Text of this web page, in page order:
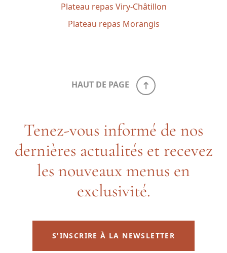
Plateau repas Viry-Châtillon
Plateau repas Morangis
HAUT DE PAGE
Tenez-vous informé de nos
dernières actualités et recevez
les nouveaux menus en
exclusivité.
S'INSCRIRE À LA NEWSLETTER